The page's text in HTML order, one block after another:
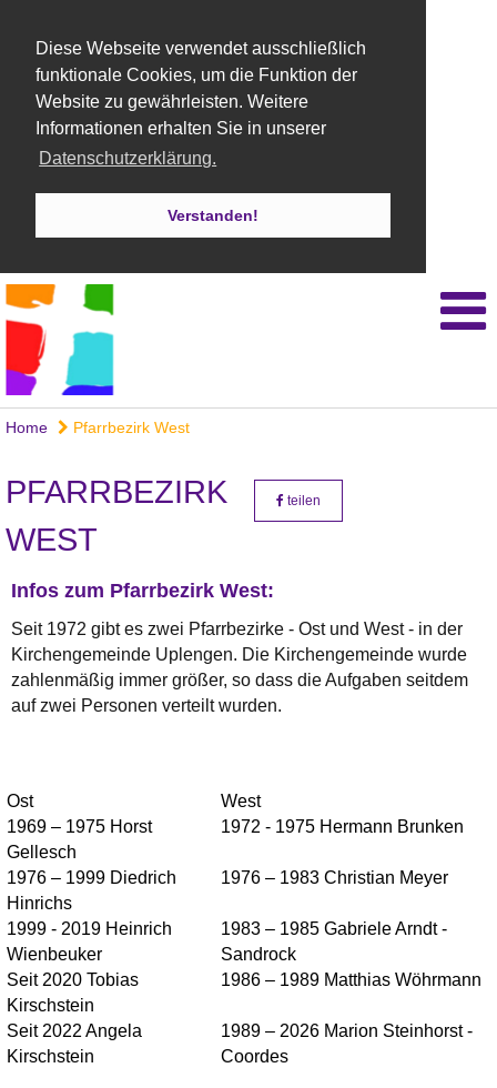
Diese Webseite verwendet ausschließlich
funktionale Cookies, um die Funktion der
Website zu gewährleisten. Weitere
Informationen erhalten Sie in unserer
Datenschutzerklärung.
Verstanden!
Home Pfarrbezirk West
PFARRBEZIRK
WEST
teilen
Infos zum Pfarrbezirk West:
Seit 1972 gibt es zwei Pfarrbezirke - Ost und West - in der
Kirchengemeinde Uplengen. Die Kirchengemeinde wurde
zahlenmäßig immer größer, so dass die Aufgaben seitdem
auf zwei Personen verteilt wurden.
Ost
West
1969 – 1975 Horst
Gellesch
1972 - 1975 Hermann Brunken
1976 – 1999 Diedrich
Hinrichs
1976 – 1983 Christian Meyer
1999 - 2019 Heinrich
Wienbeuker
1983 – 1985 Gabriele Arndt -
Sandrock
Seit 2020 Tobias
Kirschstein
1986 – 1989 Matthias Wöhrmann
Seit 2022 Angela
Kirschstein
1989 – 2026 Marion Steinhorst -
Coordes